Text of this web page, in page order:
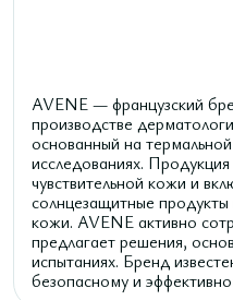
AVENE — французский
производстве
основанный на
исследованиях.
чувствительной кожи и
солнцезащитные
кожи. AVENE активно
предлагает решения,
испытаниях. Бренд
безопасному и